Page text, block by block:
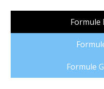
Formule
Formule